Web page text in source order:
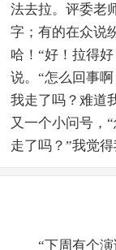
法去拉。评委老
字；有的在众说
哈！“好！拉得
说。“怎么回事
我走了吗？难道
又一个小问号，
走了吗？”我觉
“下周有个